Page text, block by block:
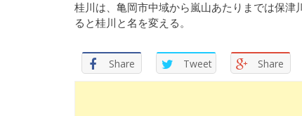
桂川は、亀岡市中域から嵐山あたりまでは保
ると桂川と名を変える。
Share Tweet Share